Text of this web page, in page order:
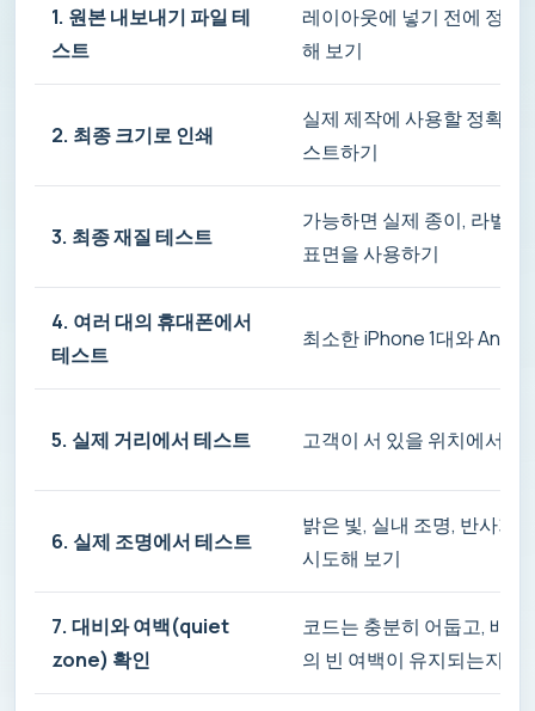
1. 원본 내보내기 파일 테
스트
레이아웃에 넣기 전에 정확
해 보기
2. 최종 크기로 인쇄
실제 제작에 사용할 정확한
스트하기
3. 최종 재질 테스트
가능하면 실제 종이, 라벨,
표면을 사용하기
4. 여러 대의 휴대폰에서
테스트
최소한 iPhone 1대와
5. 실제 거리에서 테스트 고객이 서 있을 위치에서
6. 실제 조명에서 테스트
밝은 빛, 실내 조명, 반사가
시도해 보기
7. 대비와 여백(quiet
zone) 확인
코드는 충분히 어둡고, 배
의 빈 여백이 유지되는지 확